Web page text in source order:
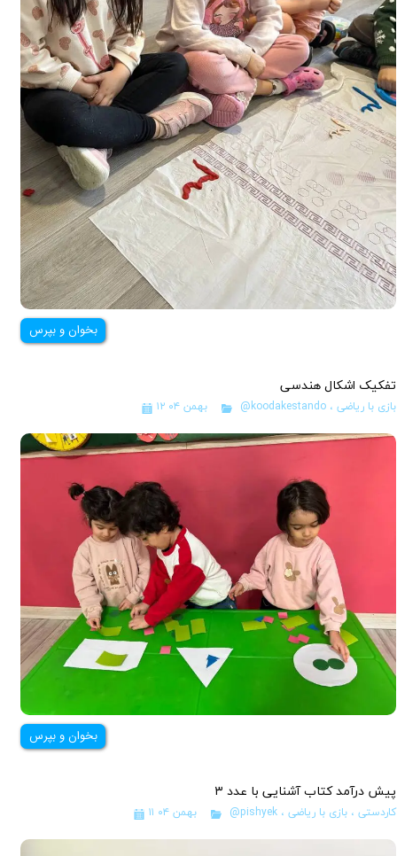
بخوان و بپرس
تفکیک اشکال هندسی
۱۲ بهمن ۰۴ @koodakestando، بازی با ریاضی
بخوان و بپرس
پیش درآمد کتاب آشنایی با عدد ۳
۱۱ بهمن ۰۴ @pishyek، کاردستی ،بازی با ریاضی